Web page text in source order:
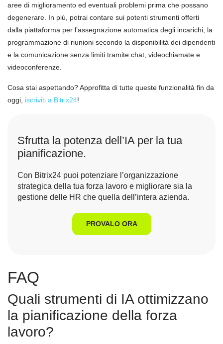
aree di miglioramento ed eventuali problemi prima che possano
degenerare. In più, potrai contare sui potenti strumenti offerti
dalla piattaforma per l’assegnazione automatica degli incarichi, la
programmazione di riunioni secondo la disponibilità dei dipendenti
e la comunicazione senza limiti tramite chat, videochiamate e
videoconferenze.
Cosa stai aspettando? Approfitta di tutte queste funzionalità fin da
oggi, iscriviti a Bitrix24!
Sfrutta la potenza dell’IA per la tua
pianificazione.
Con Bitrix24 puoi potenziare l’organizzazione
strategica della tua forza lavoro e migliorare sia la
gestione delle HR che quella dell’intera azienda.
PROVALO ORA
FAQ
Quali strumenti di IA ottimizzano
la pianificazione della forza
lavoro?